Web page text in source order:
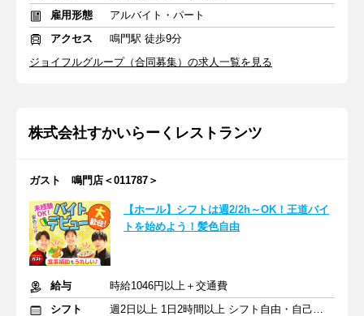
雇用形態
アルバイト・パート
アクセス
鳴門駅 徒歩9分
ジョイフルグループ（合同募集）の求人一覧を見る
株式会社すかいらーくレストランツ
ガスト 鳴門店＜011787＞
【ホール】シフトは週2/2h～OK！王道バイ
トを始めよう！髪色自由
給与
時給1046円以上＋交通費
シフト
週2日以上 1日2時間以上 シフト自由・自己申告